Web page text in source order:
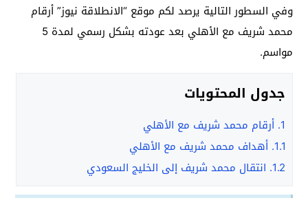
وفي السطور التالية يرصد لكم موقع “الانطلاقة نيوز” أرقام
محمد شريف مع الأهلي بعد عودته بشكل رسمي لمدة 5
مواسم.
جدول المحتويات
1. أرقام محمد شريف مع الأهلي
1.1. أهداف محمد شريف مع الأهلي
1.2. انتقال محمد شريف إلى الخليج السعودي